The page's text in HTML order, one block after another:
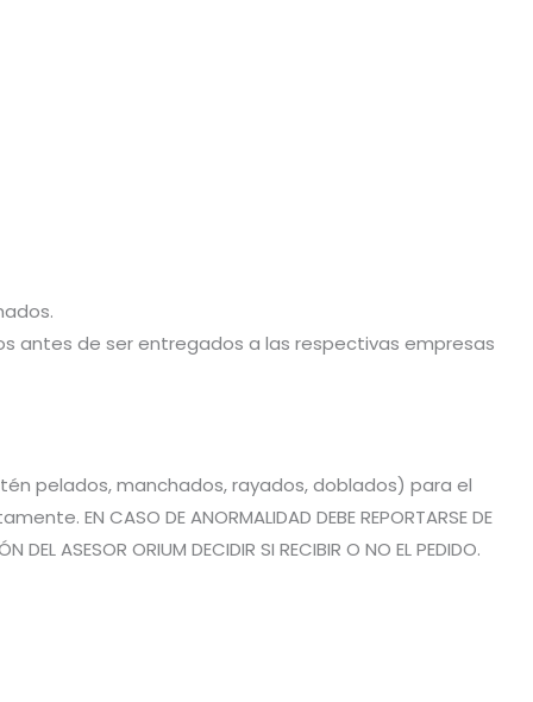
antes de ser entregados a las respectivas empresas
pelados, manchados, rayados, doblados) para el
CASO DE ANORMALIDAD DEBE REPORTARSE DE
DEL ASESOR ORIUM DECIDIR SI RECIBIR O NO EL PEDIDO.